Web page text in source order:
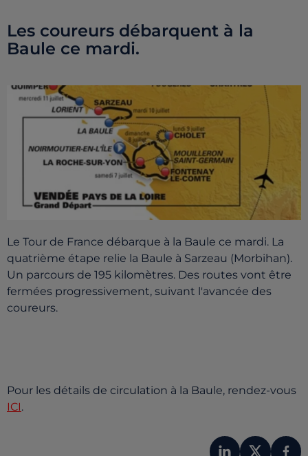
Les coureurs débarquent à la
Baule ce mardi.
Le Tour de France débarque à la Baule ce mardi. La
quatrième étape relie la Baule à Sarzeau (Morbihan).
Un parcours de 195 kilomètres. Des routes vont être
fermées progressivement, suivant l'avancée des
coureurs.
Pour les détails de circulation à la Baule, rendez-vous
ICI.